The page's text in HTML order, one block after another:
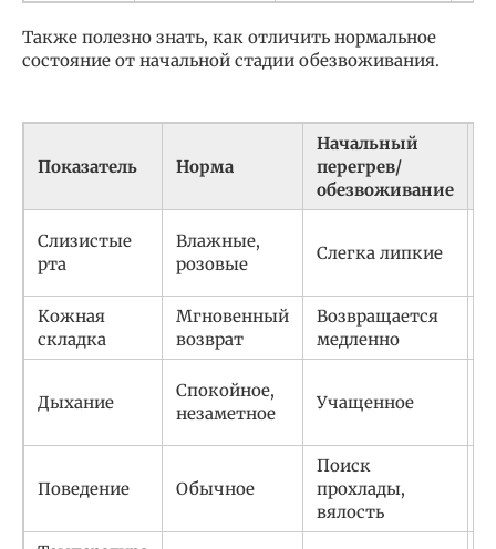
Также полезно знать, как отличить нормальное
состояние от начальной стадии обезвоживания.
Показатель Норма
Начальный
перегрев/
обезвоживание
Слизистые
рта
Влажные,
розовые
Слегка липкие
Кожная
складка
Мгновенный
возврат
Возвращается
медленно
Дыхание
Спокойное,
незаметное
Учащенное
Поведение Обычное
Поиск
прохлады,
вялость